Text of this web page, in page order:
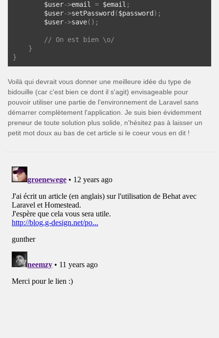
        $user
->email = $email ;
        $user
->setPassword ($password );
        $user
->save();
// On est bien \o/
}
}
Voilà qui devrait vous donner une meilleure idée du type de
bidouille (car c'est bien ce dont il s'agit) envisageable pour
pouvoir utiliser une partie de l'environnement de Laravel sans
démarrer complètement l'application. Je suis bien évidemment
preneur de toute solution plus solide, n'hésitez pas à laisser un
petit mot doux au bas de cet article si le coeur vous en dit !